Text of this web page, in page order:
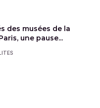
des musées de la
une pause...